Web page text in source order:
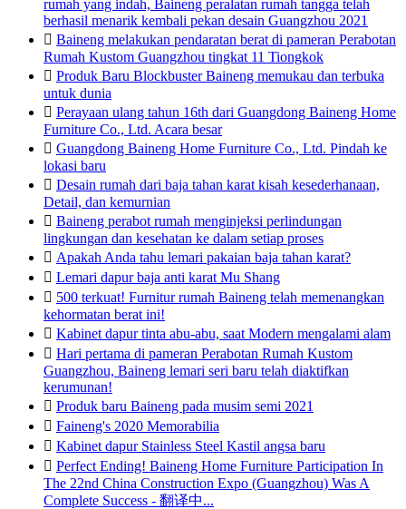
rumah yang indah, Baineng peralatan rumah tangga telah
berhasil menarik kembali pekan desain Guangzhou 2021
 Baineng melakukan pendaratan berat di pameran Perabotan
Rumah Kustom Guangzhou tingkat 11 Tiongkok
 Produk Baru Blockbuster Baineng memukau dan terbuka
untuk dunia
 Perayaan ulang tahun 16th dari Guangdong Baineng Home
Furniture Co., Ltd. Acara besar
 Guangdong Baineng Home Furniture Co., Ltd. Pindah ke
lokasi baru
 Desain rumah dari baja tahan karat kisah kesederhanaan,
Detail, dan kemurnian
 Baineng perabot rumah menginjeksi perlindungan
lingkungan dan kesehatan ke dalam setiap proses
 Apakah Anda tahu lemari pakaian baja tahan karat?
 Lemari dapur baja anti karat Mu Shang
 500 terkuat! Furnitur rumah Baineng telah memenangkan
kehormatan berat ini!
 Kabinet dapur tinta abu-abu, saat Modern mengalami alam
 Hari pertama di pameran Perabotan Rumah Kustom
Guangzhou, Baineng lemari seri baru telah diaktifkan
kerumunan!
 Produk baru Baineng pada musim semi 2021
 Faineng's 2020 Memorabilia
 Kabinet dapur Stainless Steel Kastil angsa baru
 Perfect Ending! Baineng Home Furniture Participation In
The 22nd China Construction Expo (Guangzhou) Was A
Complete Success - 翻译中...